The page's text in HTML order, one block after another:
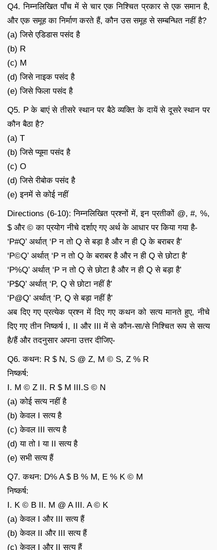
Q4. निम्नलिखित पाँच में से चार एक निश्चित प्रकार से एक समान है,
और एक समूह का निर्माण करते हैं, कौन उस समूह से सम्बन्धित नहीं है?
(a) जिसे एडिडास पसंद है
(b) R
(c) M
(d) जिसे नाइक पसंद है
(e) जिसे फिला पसंद है
Q5. P के बाएं से तीसरे स्थान पर बैठे व्यक्ति के दायें से दूसरे स्थान पर
कौन बैठा है?
(a) T
(b) जिसे प्यूमा पसंद है
(c) O
(d) जिसे रीबोक पसंद है
(e) इनमें से कोई नहीं
Directions (6-10): निम्नलिखित प्रश्नों में, इन प्रतीकों @, #, %,
$ और © का प्रयोग नीचे दर्शाए गए अर्थ के आधार पर किया गया है-
‘P#Q’ अर्थात् ‘P न तो Q से बड़ा है और न ही Q के बराबर है’
‘P©Q’ अर्थात् ‘P न तो Q के बराबर है और न ही Q से छोटा है’
‘P%Q’ अर्थात् ‘P न तो Q से छोटा है और न ही Q से बड़ा है’
‘P$Q’ अर्थात् ‘P, Q से छोटा नहीं है’
‘P@Q’ अर्थात् ‘P, Q से बड़ा नहीं है’
अब दिए गए प्रत्येक प्रश्न में दिए गए कथन को सत्य मानते हुए, नीचे
दिए गए तीन निष्कर्ष I, II और III में से कौन-सा/से निश्चित रूप से सत्य
है/हैं और तदनुसार अपना उत्तर दीजिए-
Q6. कथन: R $ N, S @ Z, M © S, Z % R
निष्कर्ष:
I. M © Z II. R $ M III.S © N
(a) कोई सत्य नहीं है
(b) केवल I सत्य है
(c) केवल III सत्य है
(d) या तो I या II सत्य है
(e) सभी सत्य हैं
Q7. कथन: D% A $ B % M, E % K © M
निष्कर्ष:
I. K © B II. M @ A III. A © K
(a) केवल I और III सत्य हैं
(b) केवल II और III सत्य हैं
(c) केवल I और II सत्य हैं